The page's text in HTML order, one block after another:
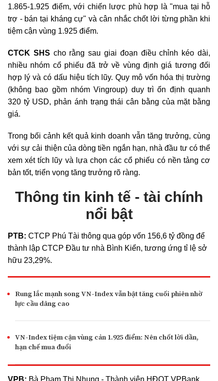
1.865-1.925 điểm, với chiến lược phù hợp là "mua tại hỗ
trợ -bán tại kháng cự" và cân nhắc chốt lời từng phần khi
tiệm cận vùng 1.925 điểm.
CTCK SHS cho rằng sau giai đoạn điều chỉnh kéo dài,
nhiều nhóm cổ phiếu đã trở về vùng định giá tương đối
hợp lý và có dấu hiệu tích lũy. Quy mô vốn hóa thị trường
(không bao gồm nhóm Vingroup) duy trì ổn định quanh
320 tỷ USD, phản ánh trạng thái cân bằng của mặt bằng
giá.
Trong bối cảnh kết quả kinh doanh vẫn tăng trưởng, cùng
với sự cải thiện của dòng tiền ngắn hạn, nhà đầu tư có thể
xem xét tích lũy và lựa chọn các cổ phiếu có nền tảng cơ
bản tốt, triển vọng tăng trưởng rõ ràng.
Thông tin kinh tế - tài chính
nổi bật
PTB: CTCP Phú Tài thông qua góp vốn 156,6 tỷ đồng để
thành lập CTCP Đầu tư nhà Bình Kiển, tương ứng tỉ lệ sở
hữu 23,29%.
Rung lắc mạnh song VN-Index vẫn bật tăng cuối phiên nhờ
lực cầu dâng cao
VN-Index tiệm cận vùng cản 1.925 điểm: Nên chốt lời dần,
hạn chế mua đuổi
VPB: Bà Phạm Thị Nhung - Thành viên HĐQT VPBank